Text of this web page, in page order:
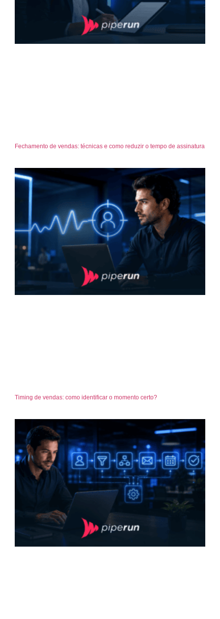
Fechamento de vendas: técnicas e como reduzir o tempo de assinatura
Timing de vendas: como identificar o momento certo?